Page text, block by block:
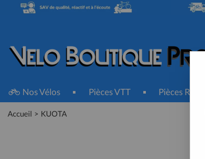
Nos Vélos Pièces VTT Pièces Route
Accueil > KUOTA